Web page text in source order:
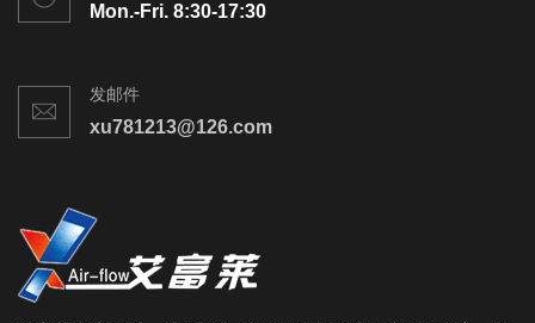
Mon.-Fri. 8:30-17:30
发邮件
xu781213@126.com